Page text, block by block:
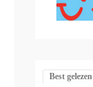
Best gelezen